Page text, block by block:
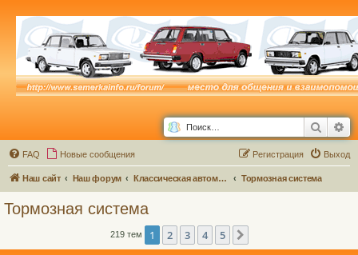
Поиск
FAQ Новые сообщения Выход
Регистрация
Наш сайт Наш форум Классическая автомастерская Тормозная система
Тормозная система
219 тем 1 2 3 4 5